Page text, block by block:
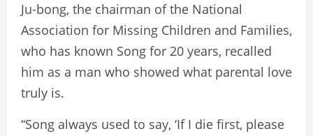
Ju-bong, the chairman of the National
Association for Missing Children and Families,
who has known Song for 20 years, recalled
him as a man who showed what parental love
truly is.
“Song always used to say, ‘If I die first, please